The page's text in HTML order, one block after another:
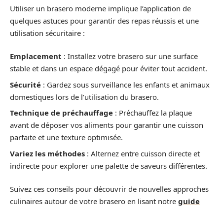
Utiliser un brasero moderne implique l’application de
quelques astuces pour garantir des repas réussis et une
utilisation sécuritaire :
Emplacement : Installez votre brasero sur une surface
stable et dans un espace dégagé pour éviter tout accident.
Sécurité : Gardez sous surveillance les enfants et animaux
domestiques lors de l’utilisation du brasero.
Technique de préchauffage : Préchauffez la plaque
avant de déposer vos aliments pour garantir une cuisson
parfaite et une texture optimisée.
Variez les méthodes : Alternez entre cuisson directe et
indirecte pour explorer une palette de saveurs différentes.
Suivez ces conseils pour découvrir de nouvelles approches
culinaires autour de votre brasero en lisant notre guide